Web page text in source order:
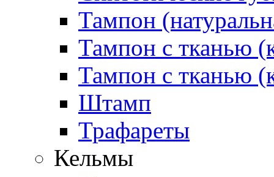
Тампон
Тампон с тканью
Тампон с тканью
Штамп
Трафареты
Кельмы